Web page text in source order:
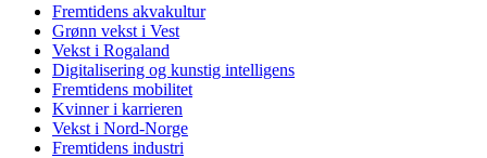
Fremtidens akvakultur
Grønn vekst i Vest
Vekst i Rogaland
Digitalisering og kunstig intelligens
Fremtidens mobilitet
Kvinner i karrieren
Vekst i Nord-Norge
Fremtidens industri